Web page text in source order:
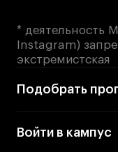
* деятельность
Instagram)
экстремистская
Подобрать
Войти в кампус